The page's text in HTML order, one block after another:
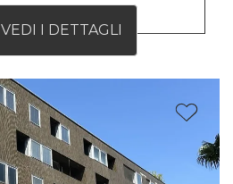
VEDI I DETTAGLI